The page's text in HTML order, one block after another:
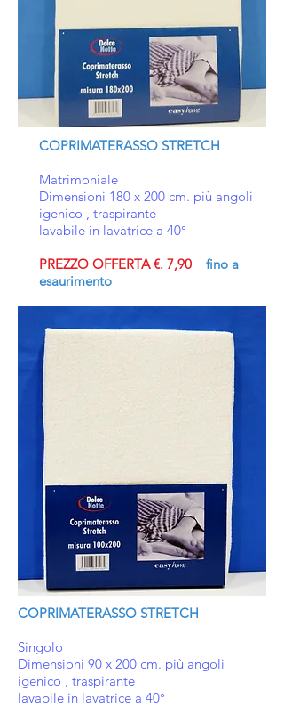
COPRIMATERASSO STRETCH
Matrimoniale
Dimensioni 180 x 200 cm. più angoli
igenico , traspirante
lavabile in lavatrice a 40°
PREZZO OFFERTA €. 7,90
fino a
esaurimento
COPRIMATERASSO STRETCH
Singolo
Dimensioni 90 x 200 cm. più angoli
igenico , traspirante
lavabile in lavatrice a 40°